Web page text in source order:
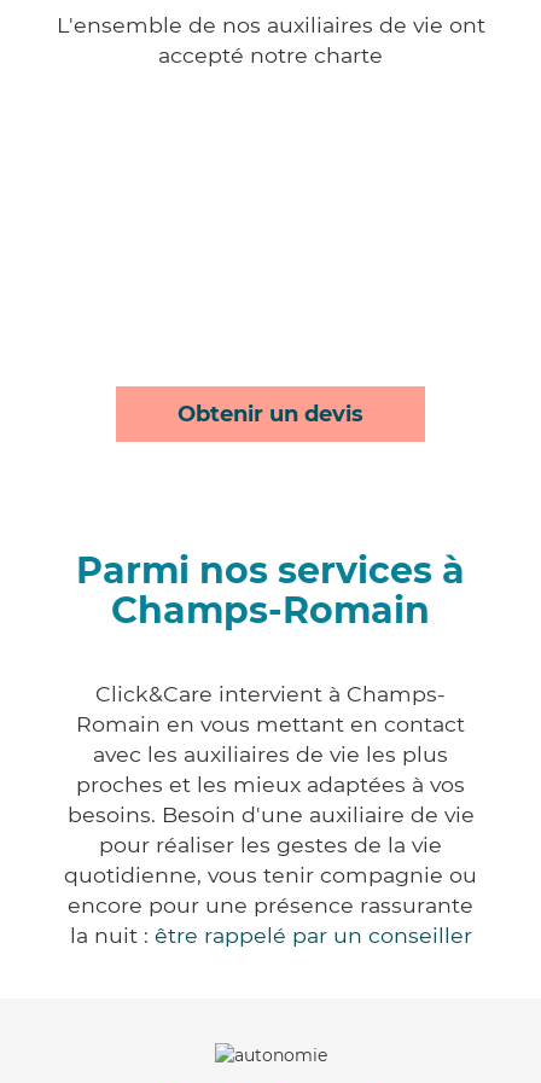
L'ensemble de nos auxiliaires de vie ont
accepté notre charte
Obtenir un devis
Parmi nos services à
Champs-Romain
Click&Care intervient à Champs-
Romain en vous mettant en contact
avec les auxiliaires de vie les plus
proches et les mieux adaptées à vos
besoins. Besoin d'une auxiliaire de vie
pour réaliser les gestes de la vie
quotidienne, vous tenir compagnie ou
encore pour une présence rassurante
la nuit : être rappelé par un conseiller